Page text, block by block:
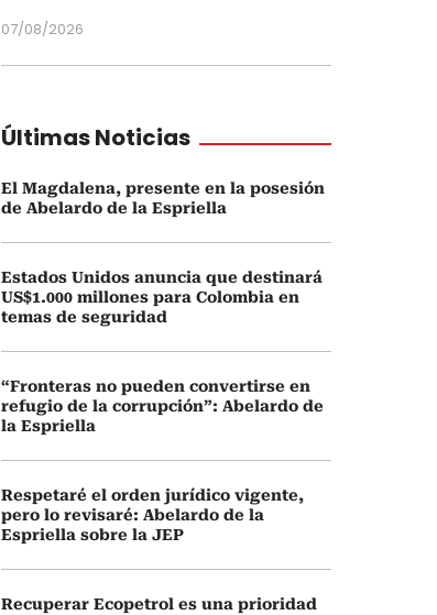
07/08/2026
Últimas Noticias
El Magdalena, presente en la posesión
de Abelardo de la Espriella
Estados Unidos anuncia que destinará
US$1.000 millones para Colombia en
temas de seguridad
“Fronteras no pueden convertirse en
refugio de la corrupción”: Abelardo de
la Espriella
Respetaré el orden jurídico vigente,
pero lo revisaré: Abelardo de la
Espriella sobre la JEP
Recuperar Ecopetrol es una prioridad